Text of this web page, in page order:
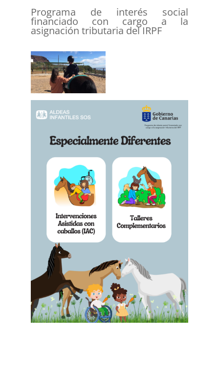
Programa de interés social
financiado con cargo a la
asignación tributaria del IRPF